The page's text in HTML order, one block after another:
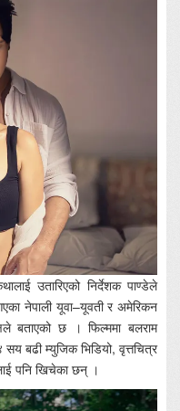
उतारिएको निर्देशक पाण्डेले
नेपाली यूवा–यूवती र अमेरिकन
बताएको छ । फिल्ममा बलराम
बढी म्युजिक भिडियो, वृत्तचित्र
पनि खिचेका छन् ।